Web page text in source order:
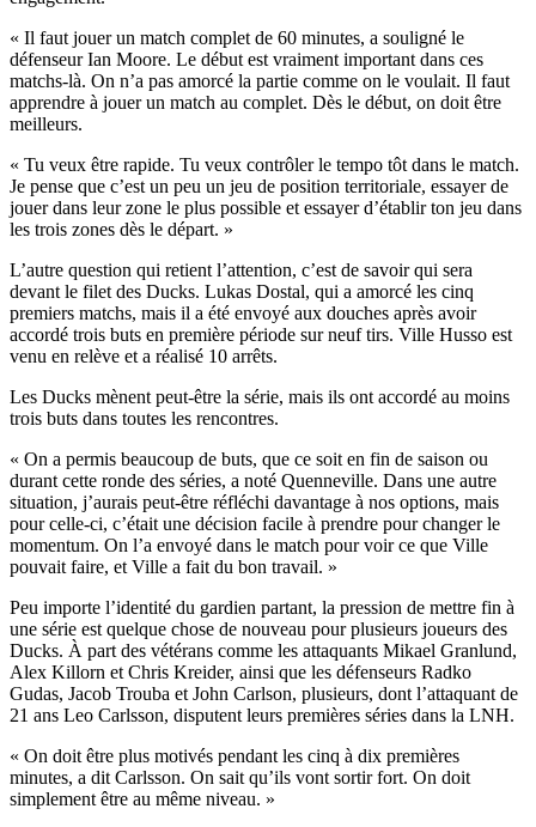
« Il faut jouer un match complet de 60 minutes, a souligné le
défenseur Ian Moore. Le début est vraiment important dans ces
matchs-là. On n’a pas amorcé la partie comme on le voulait. Il faut
apprendre à jouer un match au complet. Dès le début, on doit être
meilleurs.
« Tu veux être rapide. Tu veux contrôler le tempo tôt dans le match.
Je pense que c’est un peu un jeu de position territoriale, essayer de
jouer dans leur zone le plus possible et essayer d’établir ton jeu dans
les trois zones dès le départ. »
L’autre question qui retient l’attention, c’est de savoir qui sera
devant le filet des Ducks. Lukas Dostal, qui a amorcé les cinq
premiers matchs, mais il a été envoyé aux douches après avoir
accordé trois buts en première période sur neuf tirs. Ville Husso est
venu en relève et a réalisé 10 arrêts.
Les Ducks mènent peut-être la série, mais ils ont accordé au moins
trois buts dans toutes les rencontres.
« On a permis beaucoup de buts, que ce soit en fin de saison ou
durant cette ronde des séries, a noté Quenneville. Dans une autre
situation, j’aurais peut-être réfléchi davantage à nos options, mais
pour celle-ci, c’était une décision facile à prendre pour changer le
momentum. On l’a envoyé dans le match pour voir ce que Ville
pouvait faire, et Ville a fait du bon travail. »
Peu importe l’identité du gardien partant, la pression de mettre fin à
une série est quelque chose de nouveau pour plusieurs joueurs des
Ducks. À part des vétérans comme les attaquants Mikael Granlund,
Alex Killorn et Chris Kreider, ainsi que les défenseurs Radko
Gudas, Jacob Trouba et John Carlson, plusieurs, dont l’attaquant de
21 ans Leo Carlsson, disputent leurs premières séries dans la LNH.
« On doit être plus motivés pendant les cinq à dix premières
minutes, a dit Carlsson. On sait qu’ils vont sortir fort. On doit
simplement être au même niveau. »